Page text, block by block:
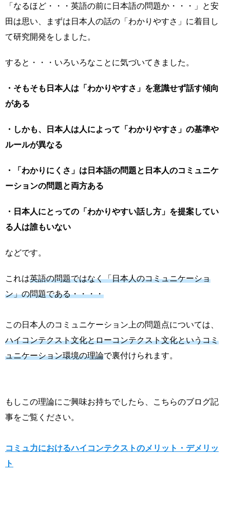
「なるほど・・・英語の前に日本語の問題か・・・」と安
田は思い、まずは日本人の話の「わかりやすさ」に着目し
て研究開発をしました。
すると・・・いろいろなことに気づいてきました。
・そもそも日本人は「わかりやすさ」を意識せず話す傾向
がある
・しかも、日本人は人によって「わかりやすさ」の基準や
ルールが異なる
・「わかりにくさ」は日本語の問題と日本人のコミュニケ
ーションの問題と両方ある
・日本人にとっての「わかりやすい話し方」を提案してい
る人は誰もいない
などです。
これは英語の問題ではなく「日本人のコミュニケーショ
ン」の問題である・・・・
この日本人のコミュニケーション上の問題点については、
ハイコンテクスト文化とローコンテクスト文化というコミ
ュニケーション環境の理論で裏付けられます。
もしこの理論にご興味お持ちでしたら、こちらのブログ記
事をご覧ください。
コミュ力におけるハイコンテクストのメリット・デメリッ
ト